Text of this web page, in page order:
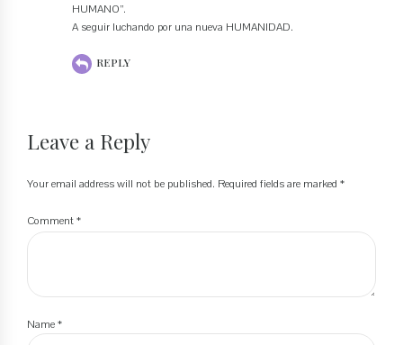
HUMANO”.
A seguir luchando por una nueva HUMANIDAD.
REPLY
Leave a Reply
Your email address will not be published. Required fields are marked *
Comment*
Name *